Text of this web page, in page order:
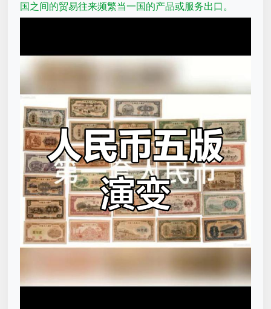
国之间的贸易往来频繁当一国的产品或服务出口。